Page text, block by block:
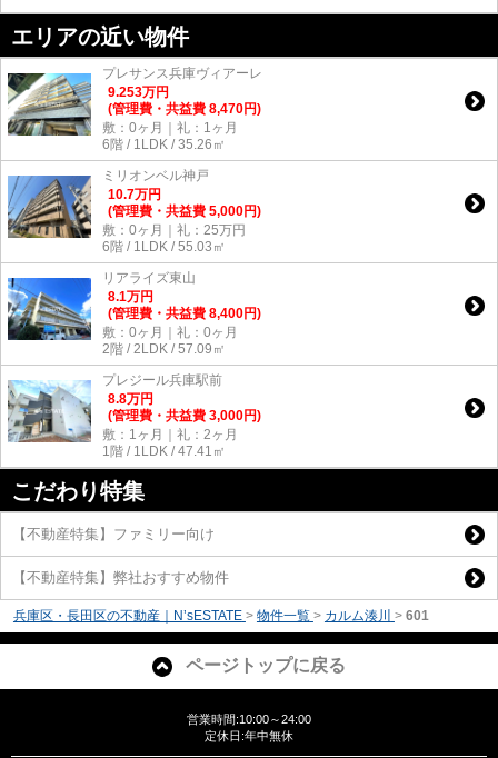
エリアの近い物件
プレサンス兵庫ヴィアーレ
9.253万円
(管理費・共益費 8,470円)
敷：0ヶ月｜礼：1ヶ月
6階 / 1LDK / 35.26㎡
ミリオンベル神戸
10.7万円
(管理費・共益費 5,000円)
敷：0ヶ月｜礼：25万円
6階 / 1LDK / 55.03㎡
リアライズ東山
8.1万円
(管理費・共益費 8,400円)
敷：0ヶ月｜礼：0ヶ月
2階 / 2LDK / 57.09㎡
プレジール兵庫駅前
8.8万円
(管理費・共益費 3,000円)
敷：1ヶ月｜礼：2ヶ月
1階 / 1LDK / 47.41㎡
こだわり特集
【不動産特集】ファミリー向け
【不動産特集】弊社おすすめ物件
兵庫区・長田区の不動産｜N’sESTATE > 物件一覧 > カルム湊川 > 601
ページトップに戻る
営業時間:10:00～24:00
定休日:年中無休